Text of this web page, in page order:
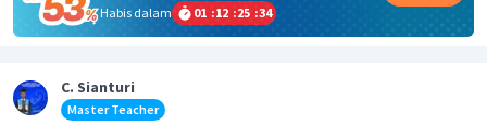
Habis dalam
01 :12 :25 :34
C. Sianturi
Master Teacher